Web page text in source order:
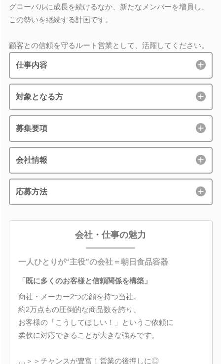
グローバルに成長を続けるなか、新たなメンバーを増員し、
この勢いを継続する計画です。
顧客との信頼を守るルート営業として、活躍してください。
仕事内容
対象となる方
募集要項
会社情報
応募方法
会社・仕事の魅力
一人ひとりが“主役”の会社＝朝日食品容器
「既に多くのお客様と信頼関係を構築」
商社・メーカー2つの顔を持つ当社。
約2万点もの圧倒的な商品数を誇り、
お客様の「こうしてほしい！」というご依頼に
柔軟に対応できることが大きな強みです。
…＞＞チャンスが豊富！営業の後押しに◎